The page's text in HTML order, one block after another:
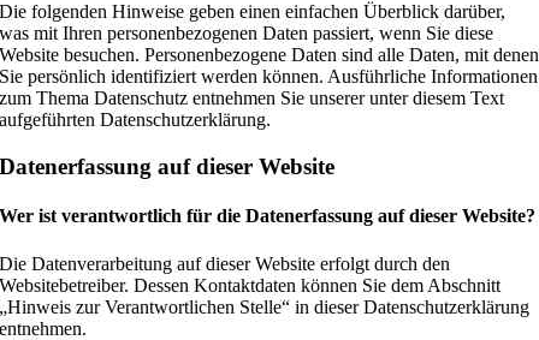
Die folgenden Hinweise geben einen einfachen Überblick darüber,
was mit Ihren personenbezogenen Daten passiert, wenn Sie diese
Website besuchen. Personenbezogene Daten sind alle Daten, mit denen
Sie persönlich identifiziert werden können. Ausführliche Informationen
zum Thema Datenschutz entnehmen Sie unserer unter diesem Text
aufgeführten Datenschutzerklärung.
Datenerfassung auf dieser Website
Wer ist verantwortlich für die Datenerfassung auf dieser Website?
Die Datenverarbeitung auf dieser Website erfolgt durch den
Websitebetreiber. Dessen Kontaktdaten können Sie dem Abschnitt
„Hinweis zur Verantwortlichen Stelle“ in dieser Datenschutzerklärung
entnehmen.